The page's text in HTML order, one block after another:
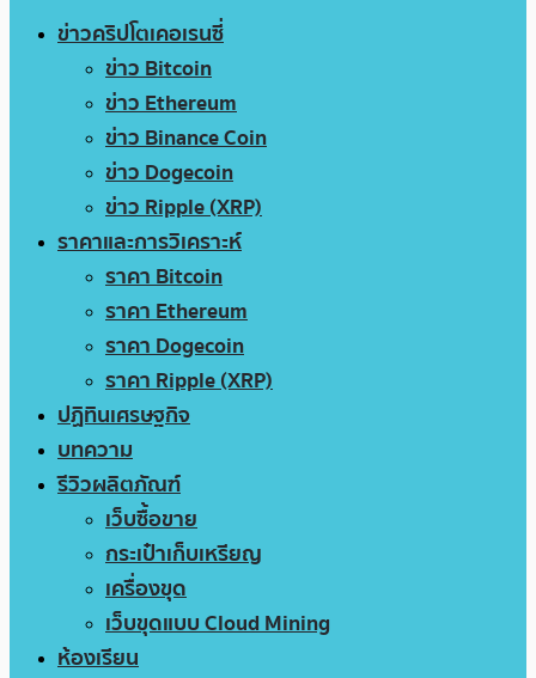
ข่าวคริปโตเคอเรนซี่
ข่าว Bitcoin
ข่าว Ethereum
ข่าว Binance Coin
ข่าว Dogecoin
ข่าว Ripple (XRP)
ราคาและการวิเคราะห์
ราคา Bitcoin
ราคา Ethereum
ราคา Dogecoin
ราคา Ripple (XRP)
ปฏิทินเศรษฐกิจ
บทความ
รีวิวผลิตภัณฑ์
เว็บซื้อขาย
กระเป๋าเก็บเหรียญ
เครื่องขุด
เว็บขุดแบบ Cloud Mining
ห้องเรียน